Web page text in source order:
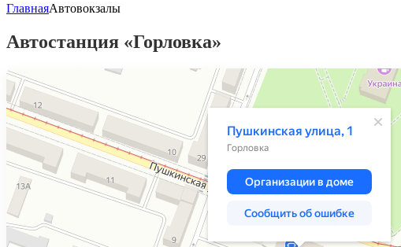
ГлавнаяАвтовокзалы
Автостанция «Горловка»
Яндекс Карты
Пушкинская улица, 1 — Яндекс Карты